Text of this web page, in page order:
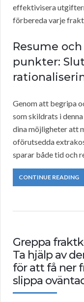
effektivisera
förbereda varje
Resume
punkter:
Genom att begripa
som skildrats i
dina möjligheter att
oförutsedda
sparar både tid och
CONTINUE READING
Greppa
Ta hjälp av
för att få ner
slippa